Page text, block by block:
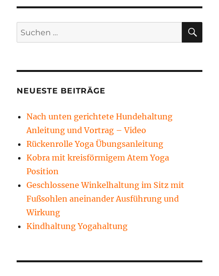
Suchen
nach:
NEUESTE BEITRÄGE
Nach unten gerichtete Hundehaltung
Anleitung und Vortrag – Video
Rückenrolle Yoga Übungsanleitung
Kobra mit kreisförmigem Atem Yoga
Position
Geschlossene Winkelhaltung im Sitz mit
Fußsohlen aneinander Ausführung und
Wirkung
Kindhaltung Yogahaltung